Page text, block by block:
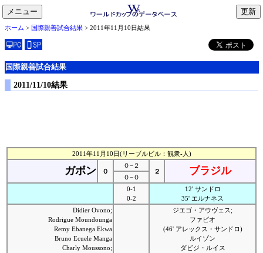
メニュー
toggle
navigation
ホーム > 国際親善試合結果 > 2011年11月10日結果
国際親善試合結果
2011/11/10結果
2011年11月10日(リーブルビル：観衆-人)
ガボン ０
０−２
２
ブラジル
０−０
0-1
0-2
12' サンドロ
35' エルナネス
Didier Ovono;
Rodrigue Moundounga
Remy Ebanega Ekwa
Bruno Ecuele Manga
Charly Moussono;
ジエゴ・アウヴェス;
ファビオ
(46' アレックス・サンドロ)
ルイゾン
ダビジ・ルイス